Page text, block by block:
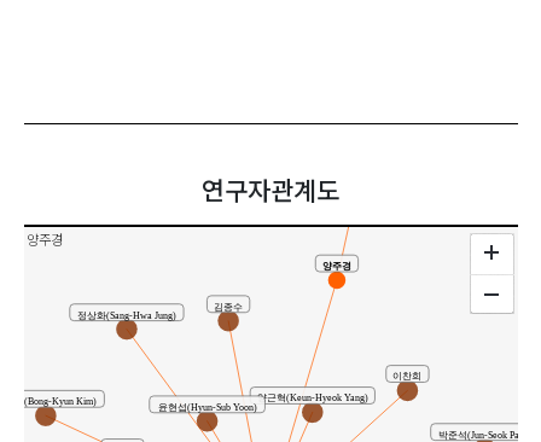
연구자관계도
양주경
봉균(Bong-Kyun Kim)
김종수
박준석(Jun-Seok Park)
양근혁(Keun-Hyeok Yang)
윤현섭(Hyun-Sub Yoon)
이찬희
정상화(Sang-Hwa Jung)
양주경
공동연구